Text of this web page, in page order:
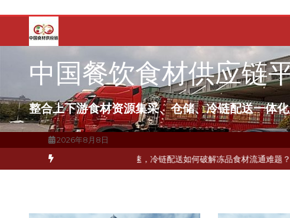
容
中国餐饮食材供应链
整合上下游食材资源集采、仓储、冷链配送一体
2026年8月8日
通关键一环 北京餐饮企业如何选择冷链公司？ 上海餐饮连锁加速，冷链